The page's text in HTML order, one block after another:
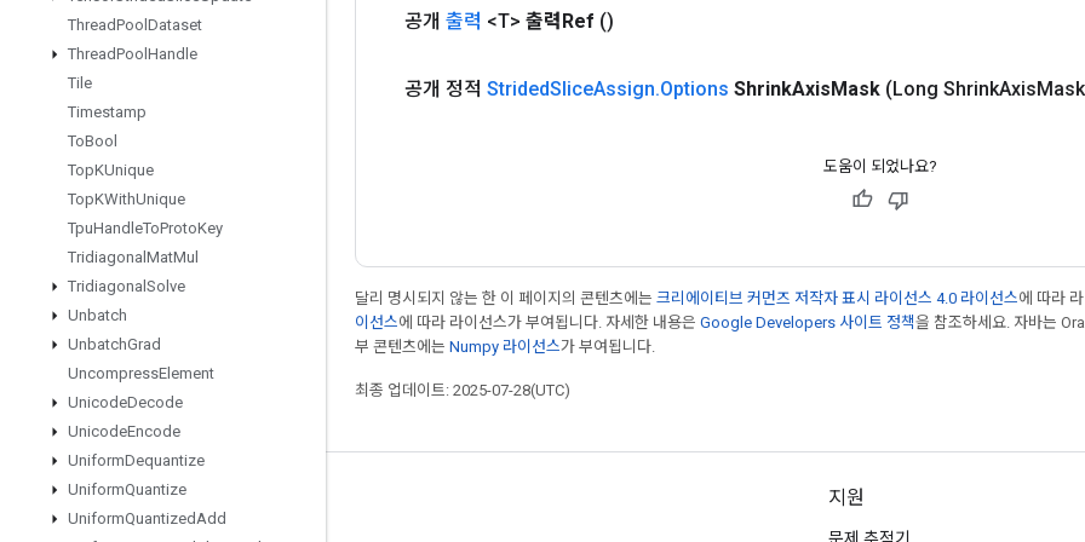
ThreadPool Dataset
ThreadPool Handle
Tile
Timestamp
ToBool
TopKUnique
TopKWithUnique
TpuHandleToProtoKey
Tridiagonal MatMul
Tridiagonal Solve
Unbatch
UnbatchGrad
UncompressElement
UnicodeDecode
UnicodeEncode
UniformDequantize
UniformQuantize
UniformQuantizedAdd
공개 출력 <T> 출력Ref ()
공개 정적 StridedSliceAssign.Options ShrinkAxisMask (Long ShrinkAxis
도움이 되었나요?
달리 명시되지 않는 한 이 페이지의 콘텐츠에는 크리에이티브 커먼즈 저작자 표시 라이선스 4.0 라이선스에 따라
이선스에 따라 라이선스가 부여됩니다. 자세한 내용은 Google Developers 사이트 정책을 참조하세요. 자바는
부 콘텐츠에는 Numpy 라이선스가 부여됩니다.
최종 업데이트: 2025-07-28(UTC)
최신 소식 확인하기 지원